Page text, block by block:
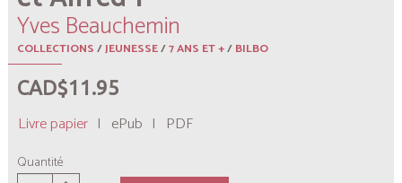
Yves Beauchemin
COLLECTIONS/JEUNESSE/7 ANS ET +/BILBO
CAD$11.95
Livre papier | ePub | PDF
Quantité